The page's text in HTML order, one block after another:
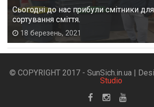
Сьогодні до нас прибули смітники
сортування сміття.
18 березень, 2021
© COPYRIGHT 2017 - SunSich.in.ua |
Studio